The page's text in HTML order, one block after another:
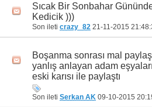
Sıcak Bir Sonbahar
Kedicik )))
Son ileti crazy_82 21-11-2015
Boşanma sonrası mal
yanlış anlayan adam
eski karısı ile paylaştı
Son ileti Serkan AK 09-10-2015